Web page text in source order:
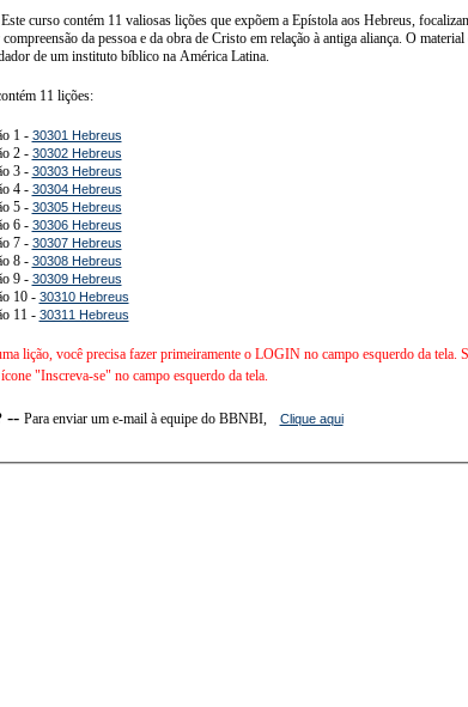
Este curso contém 11 valiosas lições que expõem a Epístola aos Hebreus,
da pessoa e da obra de Cristo em relação à antiga aliança. O
de um instituto bíblico na América Latina.
11 lições:
1 - 30301 Hebreus
2 - 30302 Hebreus
3 - 30303 Hebreus
4 - 30304 Hebreus
5 - 30305 Hebreus
6 - 30306 Hebreus
7 - 30307 Hebreus
8 - 30308 Hebreus
9 - 30309 Hebreus
10 - 30310 Hebreus
11 - 30311 Hebreus
lição, você precisa fazer primeiramente o LOGIN no campo esquerdo da tela.
"Inscreva-se" no campo esquerdo da tela.
-- Para enviar um e-mail à equipe do BBNBI, Clique aqui